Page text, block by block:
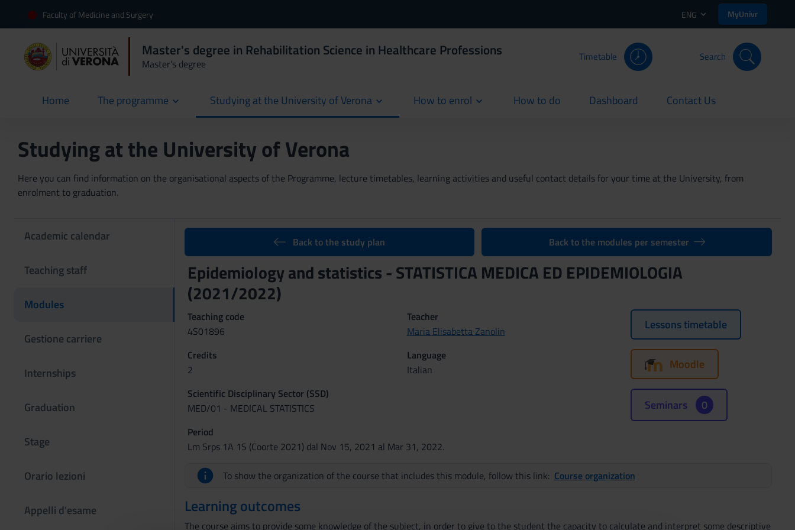
Faculty of Medicine and Surgery ENG MyUnivr
Master's degree in Rehabilitation Science in Healthcare Professions
Master’s degree
Timetable Search
Home
current The programme Studying at the University of Verona How to enrol How to do
current Dashboard
current Contact Us
current
Studying at the University of Verona
Here you can find information on the organisational aspects of the Programme, lecture timetables, learning activities and useful contact details for your time at the University, from
enrolment to graduation.
Academic calendar
Teaching staff
Modules
Gestione carriere
Internships
Graduation
Stage
Orario lezioni
Appelli d'esame
Back to the study plan Back to the modules per semester
Epidemiology and statistics - STATISTICA MEDICA ED EPIDEMIOLOGIA
(2021/2022)
Teaching code
4S01896
Teacher
Maria Elisabetta Zanolin
Credits
2
Language
Italian
Scientific Disciplinary Sector (SSD)
MED/01 - MEDICAL STATISTICS
Period
Lm Srps 1A 1S (Coorte 2021) dal Nov 15, 2021 al Mar 31, 2022.
Lessons timetable
Moodle
Seminars 0
To show the organization of the course that includes this module, follow this link: Course organization
Learning outcomes
The course aims to provide some knowledge of the subject, in order to give to the student the capacity to calculate and interpret some descriptive